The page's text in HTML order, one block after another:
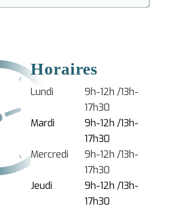
Horaires
Lundi
9h-12h /13h-
17h30
Mardi
9h-12h /13h-
17h30
Mercredi
9h-12h /13h-
17h30
Jeudi
9h-12h /13h-
17h30